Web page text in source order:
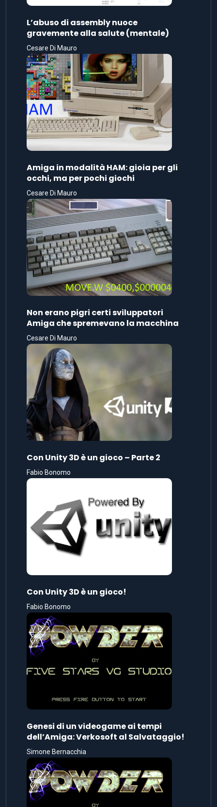
L’abuso di assembly nuoce
gravemente alla salute (mentale)
Cesare Di Mauro
Amiga in modalità HAM: gioia per gli
occhi, ma per pochi giochi
Cesare Di Mauro
Non erano pigri certi sviluppatori
Amiga che spremevano la macchina
Cesare Di Mauro
Con Unity 3D è un gioco – Parte 2
Fabio Bonomo
Con Unity 3D è un gioco!
Fabio Bonomo
Genesi di un videogame ai tempi
dell’Amiga: Verkosoft al Salvataggio!
Simone Bernacchia